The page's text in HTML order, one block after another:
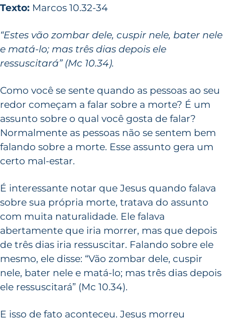
Texto: Marcos 10.32-34
“Estes vão zombar dele, cuspir nele, bater nele
e matá-lo; mas três dias depois ele
ressuscitará” (Mc 10.34).
Como você se sente quando as pessoas ao seu
redor começam a falar sobre a morte? É um
assunto sobre o qual você gosta de falar?
Normalmente as pessoas não se sentem bem
falando sobre a morte. Esse assunto gera um
certo mal-estar.
É interessante notar que Jesus quando falava
sobre sua própria morte, tratava do assunto
com muita naturalidade. Ele falava
abertamente que iria morrer, mas que depois
de três dias iria ressuscitar. Falando sobre ele
mesmo, ele disse: “Vão zombar dele, cuspir
nele, bater nele e matá-lo; mas três dias depois
ele ressuscitará” (Mc 10.34).
E isso de fato aconteceu. Jesus morreu